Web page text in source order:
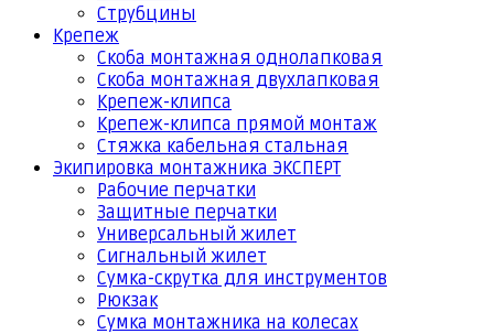
Струбцины
Крепеж
Скоба монтажная однолапковая
Скоба монтажная двухлапковая
Крепеж-клипса
Крепеж-клипса прямой монтаж
Стяжка кабельная стальная
Экипировка монтажника ЭКСПЕРТ
Рабочие перчатки
Защитные перчатки
Универсальный жилет
Сигнальный жилет
Сумка-скрутка для инструментов
Рюкзак
Сумка монтажника на колесах